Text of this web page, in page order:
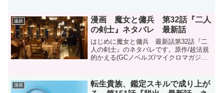
抱える問題をリアルに描いた作品です。
物語は冒頭から、みいち...
漫画
漫画 魔女と傭兵 第32話『二人
の剣士』ネタバレ 最新話
はじめに魔女と傭兵 最新話第32話『二
人の剣士』のネタバレです。原作/超法規
的かえる(GCノベルズ/マイクロマガジン
る(GCノベルズ/マイクロマガジン社刊...
漫画
転生貴族、鑑定スキルで成り上が